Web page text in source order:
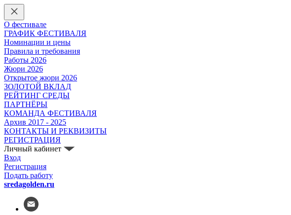
О фестивале
ГРАФИК ФЕСТИВАЛЯ
Номинации и цены
Правила и требования
Работы 2026
Жюри 2026
Открытое жюри 2026
ЗОЛОТОЙ ВКЛАД
РЕЙТИНГ СРЕДЫ
ПАРТНЁРЫ
КОМАНДА ФЕСТИВАЛЯ
Архив 2017 - 2025
КОНТАКТЫ И РЕКВИЗИТЫ
РЕГИСТРАЦИЯ
Личный кабинет
Вход
Регистрация
Подать работу
sredagolden.ru